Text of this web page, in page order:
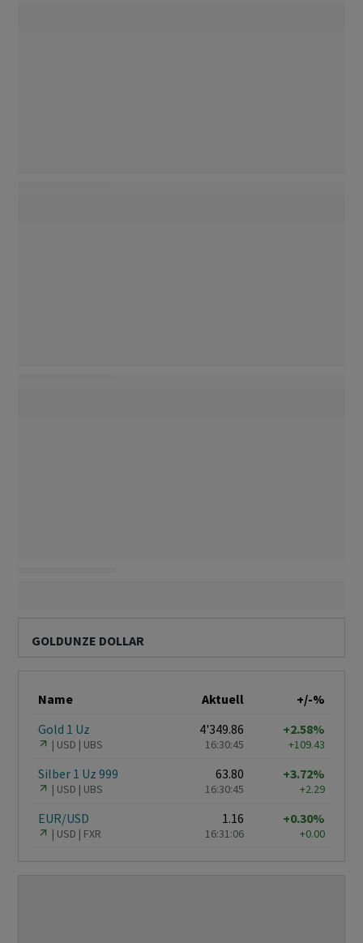
GOLDUNZE DOLLAR
Name Aktuell
+/-%
Gold 1 Uz
USD UBS
4'349.86
16:30:45
+2.58%
+109.43
Silber 1 Uz 999
USD UBS
63.80
16:30:45
+3.72%
+2.29
EUR/USD
USD FXR
1.16
16:31:06
+0.30%
+0.00